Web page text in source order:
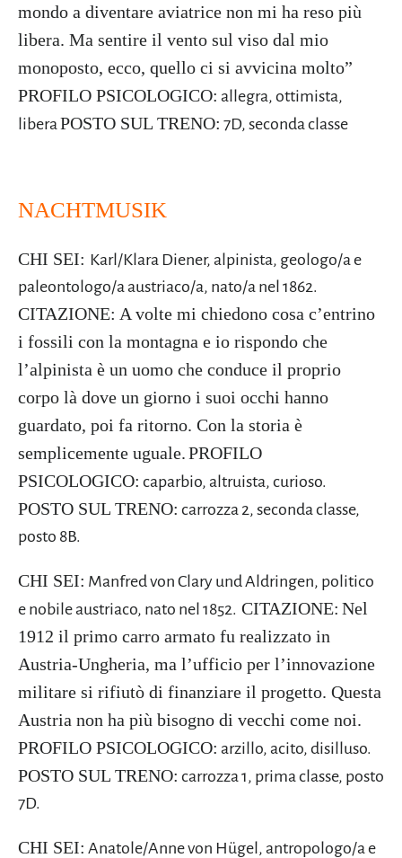
mondo a diventare aviatrice non mi ha reso più
libera. Ma sentire il vento sul viso dal mio
monoposto, ecco, quello ci si avvicina molto”
PROFILO PSICOLOGICO: allegra, ottimista,
libera POSTO SUL TRENO: 7D, seconda classe
NACHTMUSIK
CHI SEI: Karl/Klara Diener, alpinista, geologo/a e
paleontologo/a austriaco/a, nato/a nel 1862.
CITAZIONE: A volte mi chiedono cosa c’entrino
i fossili con la montagna e io rispondo che
l’alpinista è un uomo che conduce il proprio
corpo là dove un giorno i suoi occhi hanno
guardato, poi fa ritorno. Con la storia è
semplicemente uguale.PROFILO
PSICOLOGICO: caparbio, altruista, curioso.
POSTO SUL TRENO: carrozza 2, seconda classe,
posto 8B.
CHI SEI: Manfred von Clary und Aldringen, politico
e nobile austriaco, nato nel 1852. CITAZIONE: Nel
1912 il primo carro armato fu realizzato in
Austria-Ungheria, ma l’ufficio per l’innovazione
militare si rifiutò di finanziare il progetto. Questa
Austria non ha più bisogno di vecchi come noi.
PROFILO PSICOLOGICO: arzillo, acito, disilluso.
POSTO SUL TRENO: carrozza 1, prima classe, posto
7D.
CHI SEI: Anatole/Anne von Hügel, antropologo/a e